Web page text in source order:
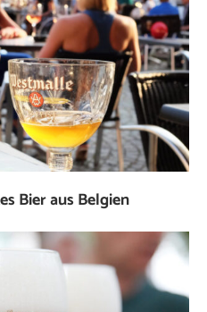
Bier aus Belgien